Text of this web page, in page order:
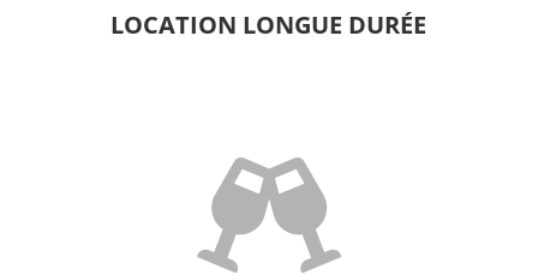
LOCATION LONGUE DURÉE
